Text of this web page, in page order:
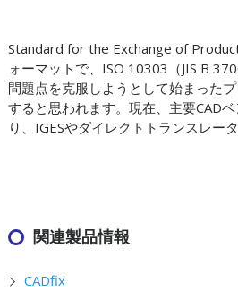
Standard for the Exchange of
ォーマットで、ISO 10303（JIS B
問題点を克服しようとして始まった
すると思われます。現在、主要CAD
り、IGESやダイレクトトランスレー
関連製品情報
CADfix